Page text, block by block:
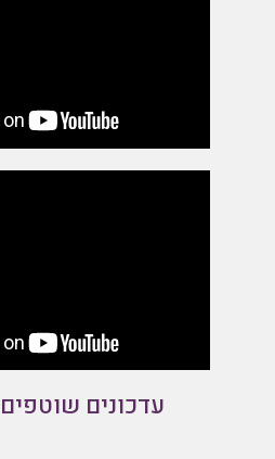
עדכונים